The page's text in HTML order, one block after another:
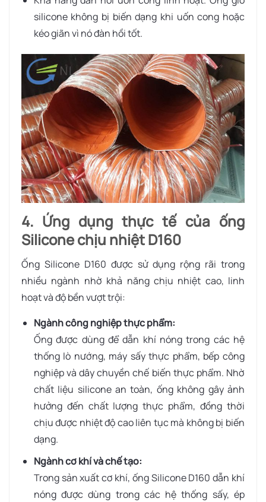
silicone không bị biến dạng khi uốn cong hoặc
kéo giãn vì nó đàn hồi tốt.
4. Ứng dụng thực tế của ống
Silicone chịu nhiệt D160
Ống Silicone D160 được sử dụng rộng rãi trong
nhiều ngành nhờ khả năng chịu nhiệt cao, linh
hoạt và độ bền vượt trội:
Ngành công nghiệp thực phẩm:
Ống được dùng để dẫn khí nóng trong các hệ
thống lò nướng, máy sấy thực phẩm, bếp công
nghiệp và dây chuyền chế biến thực phẩm. Nhờ
chất liệu silicone an toàn, ống không gây ảnh
hưởng đến chất lượng thực phẩm, đồng thời
chịu được nhiệt độ cao liên tục mà không bị biến
dạng.
Ngành cơ khí và chế tạo:
Trong sản xuất cơ khí, ống Silicone D160 dẫn khí
nóng được dùng trong các hệ thống sấy, ép